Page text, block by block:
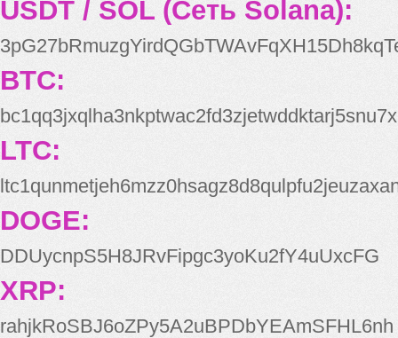
USDT / SOL (Сеть Solana):
BTC:
bc1qq3jxqlha3nkptwac2fd3zjetwddktarj5snu7x
LTC:
DOGE:
DDUycnpS5H8JRvFipgc3yoKu2fY4uUxcFG
XRP:
rahjkRoSBJ6oZPy5A2uBPDbYEAmSFHL6nh